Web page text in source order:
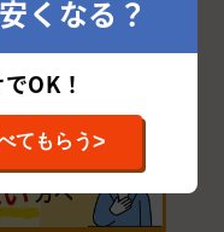
くなる？
OK！
てもらう>